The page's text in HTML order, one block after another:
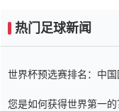
热门足球新闻
世界杯预选赛排名：中
您是如何获得世界第一